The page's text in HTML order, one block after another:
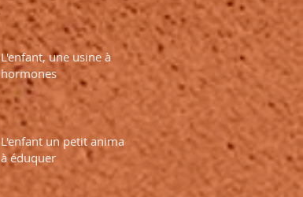
L'enfant, une usine à
hormones
L'enfant un petit animal
à éduquer